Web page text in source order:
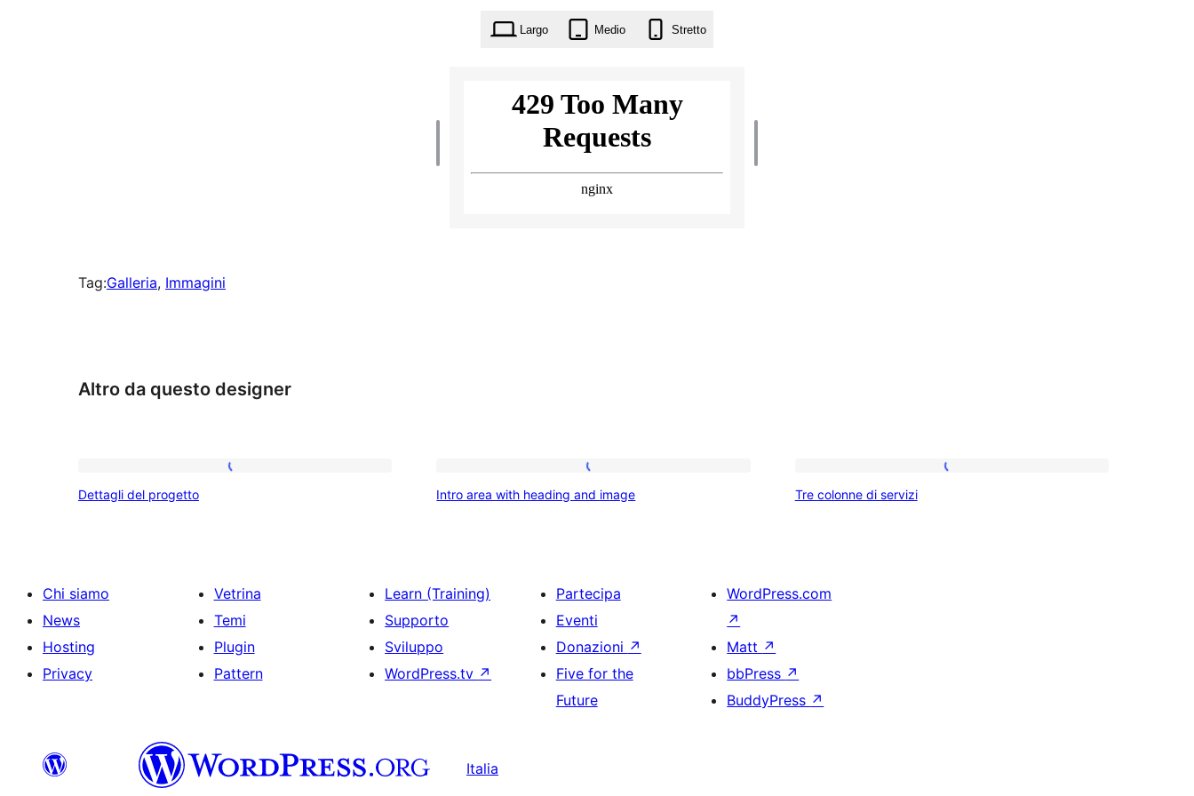
Largo Medio Stretto
Tag:Galleria, Immagini
Altro da questo designer
Dettagli del progetto
area
and
image
Intro area with heading and image Tre colonne di servizi
Chi siamo
News
Hosting
Privacy
Vetrina
Temi
Plugin
Pattern
Learn (Training)
Supporto
Sviluppo
WordPress.tv ↗
Partecipa
Eventi
Donazioni ↗
Five for the
Future
WordPress.com
↗
Matt ↗
bbPress ↗
BuddyPress ↗
Italia